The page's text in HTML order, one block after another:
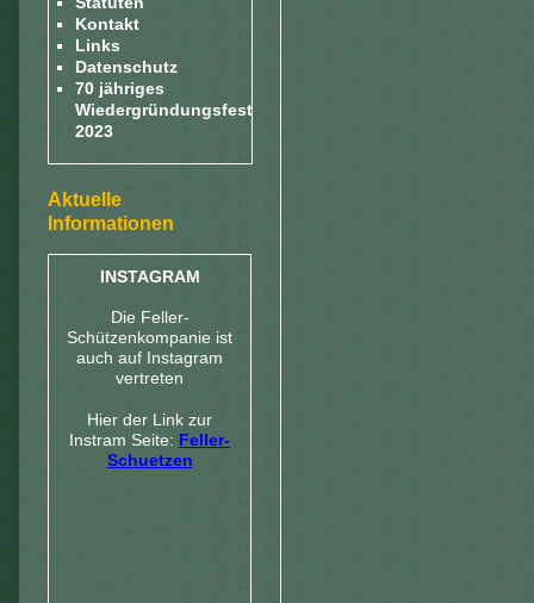
Kontakt
Links
Datenschutz
70 jähriges
Wiedergründungsfest
2023
Aktuelle
Informationen
INSTAGRAM
Die Feller-
Schützenkompanie ist
auch auf Instagram
vertreten
Hier der Link zur
Instram Seite: Feller-
Schuetzen